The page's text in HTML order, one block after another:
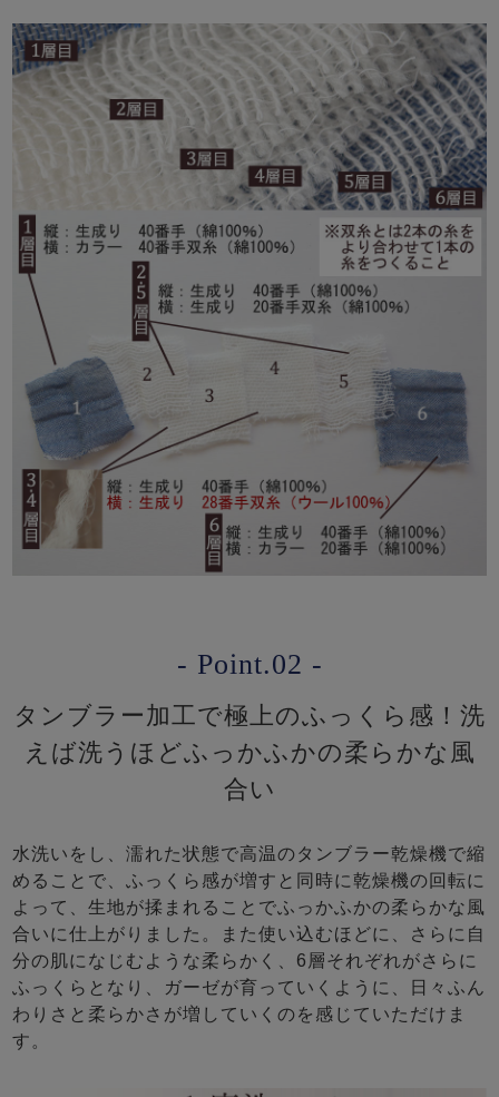
- Point.02 -
タンブラー加工で極上のふっくら感！洗
えば洗うほどふっかふかの柔らかな風
合い
水洗いをし、濡れた状態で高温のタンブラー乾燥機で縮
めることで、ふっくら感が増すと同時に乾燥機の回転に
よって、生地が揉まれることでふっかふかの柔らかな風
合いに仕上がりました。また使い込むほどに、さらに自
分の肌になじむような柔らかく、6層それぞれがさらに
ふっくらとなり、ガーゼが育っていくように、日々ふん
わりさと柔らかさが増していくのを感じていただけま
す。